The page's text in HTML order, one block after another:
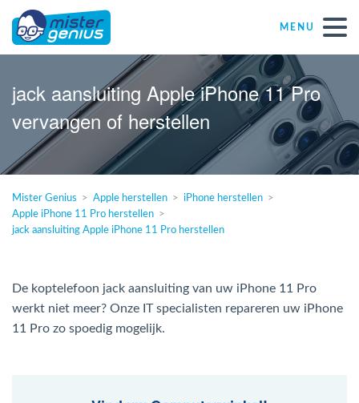
MENU
Réparations – Dépannages (nl)
Computerwinkels in Belgïe
Zelfstandige
KMO
Windows Agent
jack aansluiting Apple iPhone 11 Pro
vervangen of herstellen
Mister Genius Apple herstellen
iPhone herstellen
Apple iPhone 11 Pro herstellen
jack aansluiting Apple iPhone 11 Pro herstellen
De koptelefoon jack aansluiting van uw iPhone 11 Pro
werkt niet meer? Onze IT specialisten repareren uw iPhone
11 Pro zo spoedig mogelijk.